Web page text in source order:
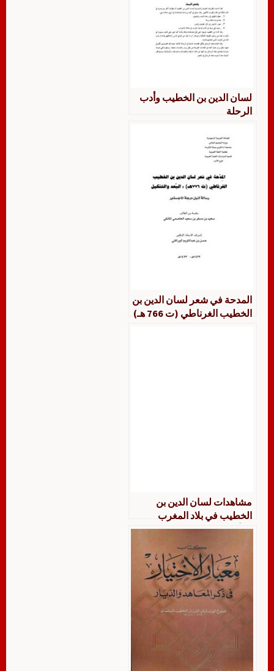
لسان الدين بن الخطيب وأدب
الرحلة
المدحة في شعر لسان الدين بن
الخطيب الغرناطي (ت 766 هـ)
مشاهدات لسان الدين بن
الخطيب في بلاد المغرب
والأندلس